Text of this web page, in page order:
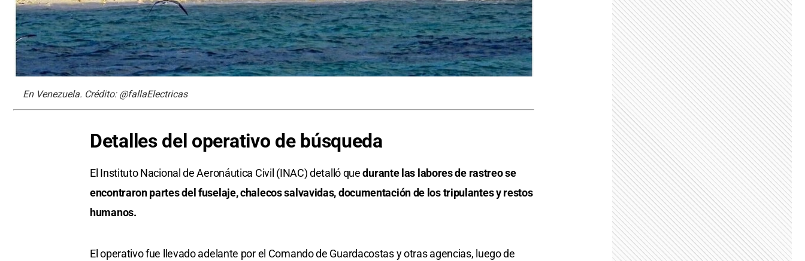
En Venezuela. Crédito: @fallaElectricas
Detalles del operativo de búsqueda
El Instituto Nacional de Aeronáutica Civil (INAC) detalló quedurante las labores de rastreo se
encontraron partes del fuselaje, chalecos salvavidas, documentación de los tripulantes y restos
humanos.
El operativo fue llevado adelante por el Comando de Guardacostas y otras agencias, luego de